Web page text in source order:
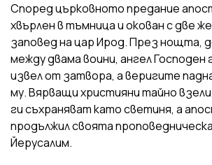
Според църковното предание
хвърлен в тъмница и окован с две
заповед на цар Ирод. През нощта,
между двама воини, ангел Господен
извел от затвора, а веригите
му. Вярващи християни тайно
ги съхраняват като светиня, а
продължил своята
Йерусалим.